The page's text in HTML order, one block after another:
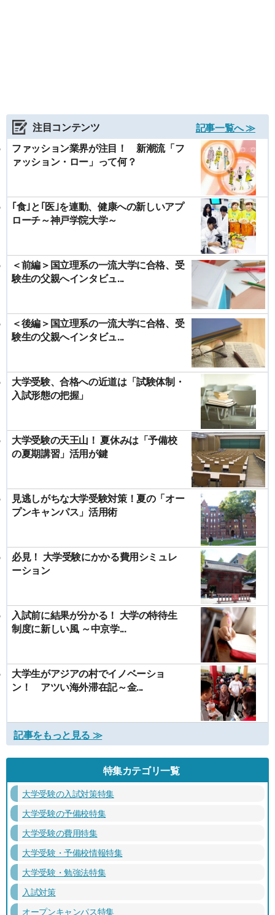
注目コンテンツ
記事一覧へ ≫
ファッション業界が注目！ 新潮流「フ
ァッション・ロー」って何？
｢食｣と｢医｣を連動、健康への新しいアプ
ローチ～神戸学院大学～
＜前編＞国立理系の一流大学に合格、受
験生の父親へインタビュ...
＜後編＞国立理系の一流大学に合格、受
験生の父親へインタビュ...
大学受験、合格への近道は「試験体制・
入試形態の把握」
大学受験の天王山！ 夏休みは「予備校
の夏期講習」活用が鍵
見逃しがちな大学受験対策！夏の「オー
プンキャンパス」活用術
必見！ 大学受験にかかる費用シミュレ
ーション
入試前に結果が分かる！ 大学の特待生
制度に新しい風 ～中京学...
大学生がアジアの村でイノベーショ
ン！ アツい海外滞在記～金...
記事をもっと見る ≫
特集カテゴリ一覧
大学受験の入試対策特集
大学受験の予備校特集
大学受験の費用特集
大学受験・予備校情報特集
大学受験・勉強法特集
入試対策
オープンキャンパス特集